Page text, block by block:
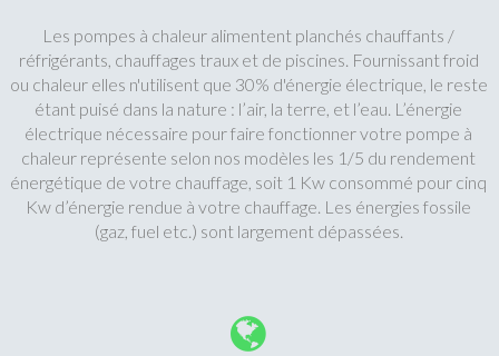
Les pompes à chaleur alimentent planchés chauffants /
réfrigérants, chauffages traux et de piscines. Fournissant froid
ou chaleur elles n'utilisent que 30% d'énergie électrique, le reste
étant puisé dans la nature : l’air, la terre, et l’eau. L’énergie
électrique nécessaire pour faire fonctionner votre pompe à
chaleur représente selon nos modèles les 1/5 du rendement
énergétique de votre chauffage, soit 1 Kw consommé pour cinq
Kw d’énergie rendue à votre chauffage. Les énergies fossile
(gaz, fuel etc.) sont largement dépassées.